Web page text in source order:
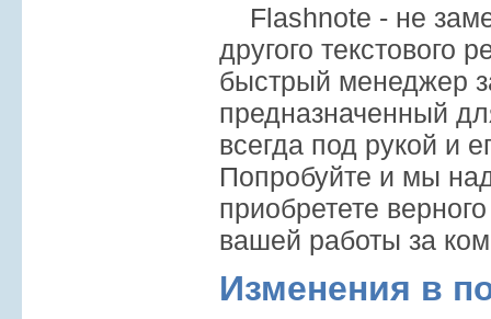
Flashnote - не
другого текстового
быстрый менеджер
предназначенный
всегда под рукой и
Попробуйте и мы
приобретете
вашей работы за
Изменения в